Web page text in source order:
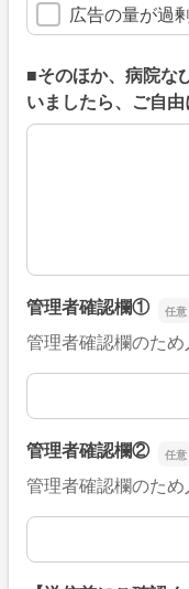
広告の量が過
■そのほか、病院な
いましたら、ご自由
■そのほか、病院な
管理者確認欄①
管理者確認欄のため
管理者確認欄①
管理者確認欄②
管理者確認欄のため
管理者確認欄②